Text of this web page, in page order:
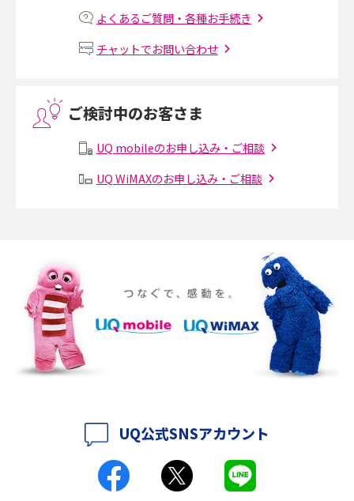
Threads（スレッズ）とは？主な機能や登録方法、投稿の仕方を解説
Instagram（インスタグラム）でスクショするとバレる？バレるケースや撮
iPhone 16eとiPhone SE（第3世代）の違いは？サイズやスペックを比較し
て解説
iPhone 16eとiPhone 14を徹底比較！スペック・機能の違いをわかりやすく
紹介
iPhone 16とiPhone 15の違いは？カメラ・スペック・機能を徹底比較
iPhoneの機種変更のやり方は？事前準備・手順やデータ移行方法をわかり
よくあるご質問・各種お手続き
チャットでお問い合わせ
ご検討中のお客さま
UQ mobileのお申し込み・ご相談
UQ WiMAXのお申し込み・ご相談
UQ公式SNSアカウント